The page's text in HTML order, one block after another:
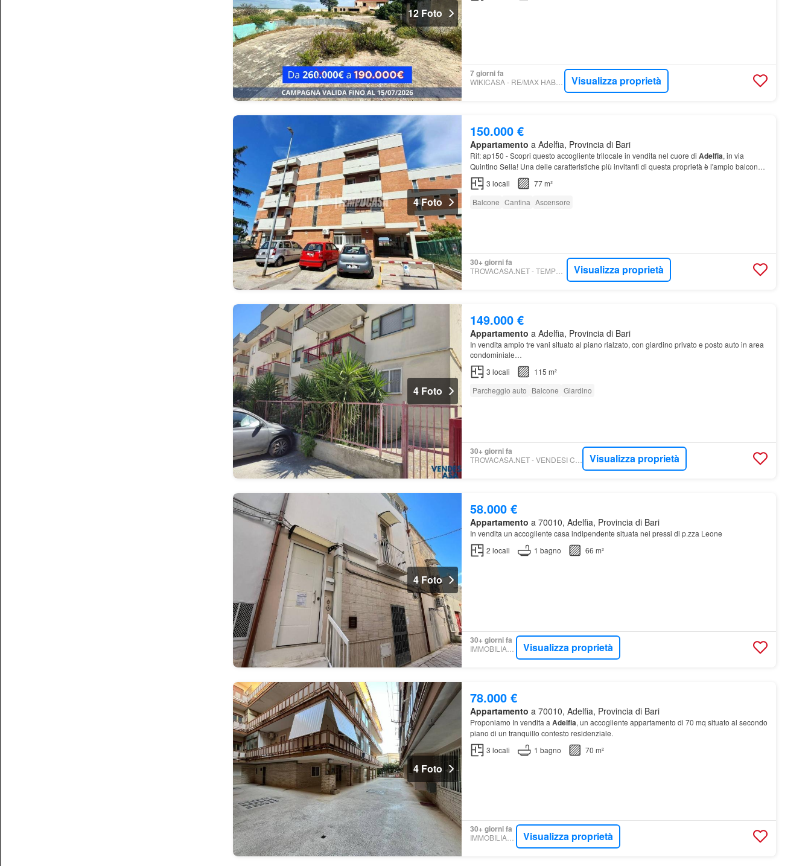
12 Foto
7 giorni fa
WIKICASA - RE/MAX HABITARE - REMAX Visualizza proprietà
4 Foto
150.000 €
Appartamento a Adelfia, Provincia di Bari
Rif: ap150 - Scopri questo accogliente trilocale in vendita nel cuore di Adelfia, in via
Quintino Sella! Una delle caratteristiche più invitanti di questa proprietà è l'ampio balcone
che si affaccia sulle tranquille vie di Ad…
3 locali
77 m²
Balcone Cantina Ascensore
30+ giorni fa
TROVACASA.NET - TEMPOCASA ADELFIA Visualizza proprietà
4 Foto
149.000 €
Appartamento a Adelfia, Provincia di Bari
In vendita ampio tre vani situato al piano rialzato, con giardino privato e posto auto in area
condominiale…
3 locali
115 m²
Parcheggio auto Balcone Giardino
30+ giorni fa
Visualizza proprietà
4 Foto
58.000 €
Appartamento a 70010, Adelfia, Provincia di Bari
In vendita un accogliente casa indipendente situata nei pressi di p.zza Leone
2 locali 1 bagno 66 m²
30+ giorni fa
IMMOBILIARE.IT Visualizza proprietà
4 Foto
78.000 €
Appartamento a 70010, Adelfia, Provincia di Bari
Proponiamo In vendita a Adelfia, un accogliente appartamento di 70 mq situato al secondo
piano di un tranquillo contesto residenziale.
3 locali 1 bagno 70 m²
30+ giorni fa
IMMOBILIARE.IT Visualizza proprietà